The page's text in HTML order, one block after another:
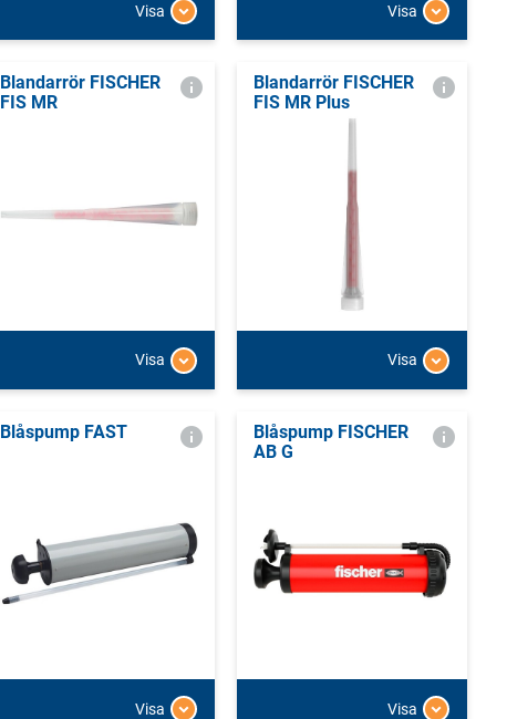
Visa Visa
Blandarrör FISCHER
FIS MR
Visa
Blandarrör FISCHER
FIS MR Plus
Visa
Blåspump FAST
Visa
Blåspump FISCHER
AB G
Visa